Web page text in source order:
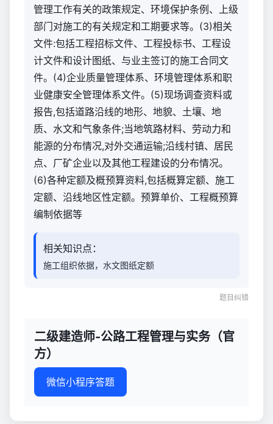
管理工作有关的政策规定、环境保护条例、上级
部门对施工的有关规定和工期要求等。(3)相关
文件:包括工程招标文件、工程投标书、工程设
计文件和设计图纸、与业主签订的施工合同文
件。(4)企业质量管理体系、环境管理体系和职
业健康安全管理体系文件。(5)现场调查资料或
报告,包括道路沿线的地形、地貌、土壤、地
质、水文和气象条件;当地筑路材料、劳动力和
能源的分布情况,对外交通运输;沿线村镇、居民
点、厂矿企业以及其他工程建设的分布情况。
(6)各种定额及概预算资料,包括概算定额、施工
定额、沿线地区性定额。预算单价、工程概预算
编制依据等
相关知识点：
施工组织依据，水文图纸定额
题目纠错
二级建造师-公路工程管理与实务（官
方）
微信小程序答题